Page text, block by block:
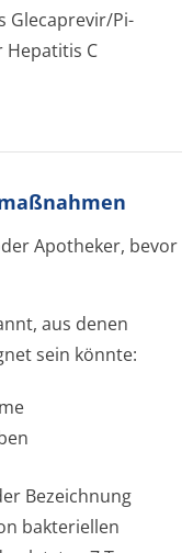
Glecaprevir/Pi­
Hepatitis C
Apotheker, bevor
aus denen
sein könnte:
Bezeichnung
bakteriellen